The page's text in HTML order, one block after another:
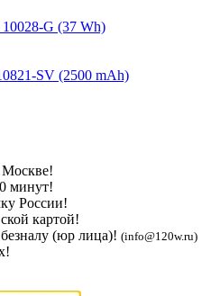
G (37 Wh)
SV (2500 mAh)
Москве!
минут!
России!
картой!
(юр лица)! (info@120w.ru)